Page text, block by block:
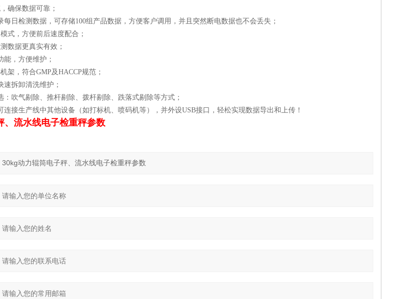
确保数据可靠；
每日检测数据，可存储100组产品数据，方便客户调用，并且突然断电数据也不会丢失；
式，方便前后速度配合；
数据更真实有效；
能，方便维护；
架，符合GMP及HACCP规范；
速拆卸清洗维护；
：吹气剔除、推杆剔除、拨杆剔除、跌落式剔除等方式；
连接生产线中其他设备（如打标机、喷码机等），并外设USB接口，轻松实现数据导出和上传！
、流水线电子检重秤参数